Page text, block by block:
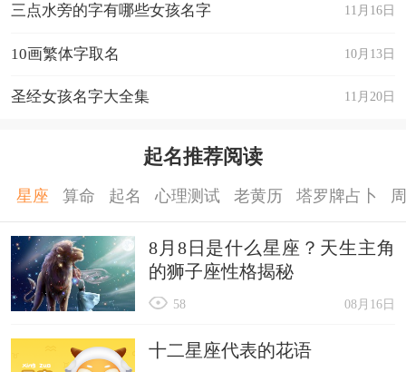
11月16日
三点水旁的字有哪些女孩名字
10月13日
10画繁体字取名
11月20日
圣经女孩名字大全集
起名推荐阅读
星座 算命 起名 心理测试 老黄历 塔罗牌占卜
8月8日是什么星座？天生主角
的狮子座性格揭秘
08月16日
58
十二星座代表的花语